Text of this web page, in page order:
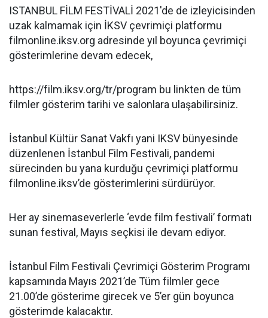
ISTANBUL FİLM FESTİVALİ 2021'de de izleyicisinden
uzak kalmamak için İKSV çevrimiçi platformu
filmonline.iksv.org adresinde yıl boyunca çevrimiçi
gösterimlerine devam edecek,
https://film.iksv.org/tr/program bu linkten de tüm
filmler gösterim tarihi ve salonlara ulaşabilirsiniz.
İstanbul Kültür Sanat Vakfı yani IKSV bünyesinde
düzenlenen İstanbul Film Festivali, pandemi
sürecinden bu yana kurduğu çevrimiçi platformu
filmonline.iksv’de gösterimlerini sürdürüyor.
Her ay sinemaseverlerle ‘evde film festivali’ formatı
sunan festival, Mayıs seçkisi ile devam ediyor.
İstanbul Film Festivali Çevrimiçi Gösterim Programı
kapsamında Mayıs 2021’de Tüm filmler gece
21.00’de gösterime girecek ve 5’er gün boyunca
gösterimde kalacaktır.